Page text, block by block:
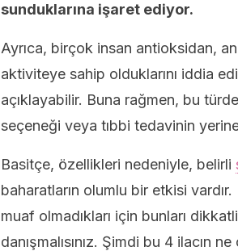
sunduklarına işaret ediyor.
Ayrıca, birçok insan antioksidan,
aktiviteye sahip olduklarını iddia
açıklayabilir. Buna rağmen, bu
seçeneği veya tıbbi tedavinin
Basitçe, özellikleri nedeniyle, belirli
baharatların olumlu bir etkisi
muaf olmadıkları için bunları
danışmalısınız. Şimdi bu 4 ilacın